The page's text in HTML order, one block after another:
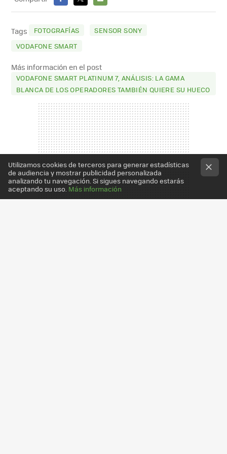
FACEBOOK
X
E-
MAIL
Tags FOTOGRAFÍAS
SENSOR SONY
VODAFONE SMART
Más información en el post
VODAFONE SMART PLATINUM 7, ANÁLISIS: LA GAMA
BLANCA DE LOS OPERADORES TAMBIÉN QUIERE SU HUECO
Utilizamos cookies de terceros para generar estadísticas
de audiencia y mostrar publicidad personalizada
analizando tu navegación. Si sigues navegando estarás
aceptando su uso. Más información